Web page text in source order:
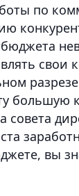
по
свои
большую
совета
вы